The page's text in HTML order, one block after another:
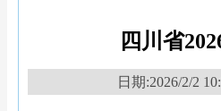
四川省
日期:2026/2/2